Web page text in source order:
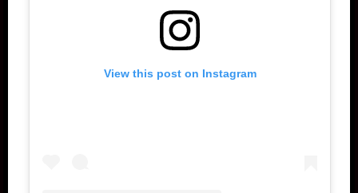
View this post on Instagram